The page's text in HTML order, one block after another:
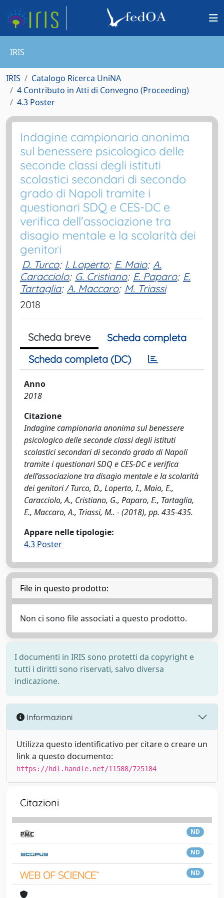
IRIS
IRIS
Catalogo Ricerca UniNA
4 Contributo in Atti di Convegno (Proceeding)
4.3 Poster
Indagine campionaria anonima
sul benessere psicologico delle
seconde classi degli istituti
scolastici secondari di secondo
grado di Napoli tramite i
questionari SDQ e CES-DC e
verifica dell’associazione tra
disagio mentale e la scolarità dei
genitori
D. Turco; I. Loperto; E. Maio; A.
Caracciolo; G. Cristiano; E. Paparo; E.
Tartaglia; A. Maccaro; M. Triassi
2018
Scheda breve
Scheda completa
Scheda completa (DC)
Anno
2018
Citazione
Indagine campionaria anonima sul benessere
psicologico delle seconde classi degli istituti
scolastici secondari di secondo grado di Napoli
tramite i questionari SDQ e CES-DC e verifica
dell’associazione tra disagio mentale e la scolarità
dei genitori / Turco, D., Loperto, I., Maio, E.,
Caracciolo, A., Cristiano, G., Paparo, E., Tartaglia,
E., Maccaro, A., Triassi, M.. - (2018), pp. 435-435.
Appare nelle tipologie:
4.3 Poster
File in questo prodotto:
Non ci sono file associati a questo prodotto.
I documenti in IRIS sono protetti da copyright e
tutti i diritti sono riservati, salvo diversa
indicazione.
Informazioni
Utilizza questo identificativo per citare o creare un
link a questo documento:
https://hdl.handle.net/11588/725184
Citazioni
ND
ND
ND